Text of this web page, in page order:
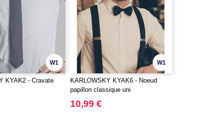
W1
KYAK2 - Cravate
W1
KARLOWSKY KYAK6 - Noeud
papillon classique uni
10,99 €